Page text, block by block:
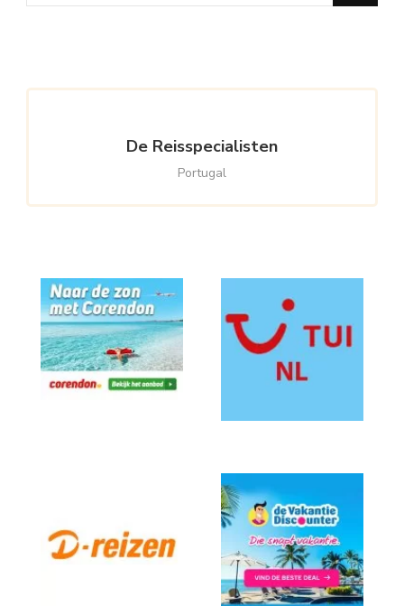
De Reisspecialisten
Portugal